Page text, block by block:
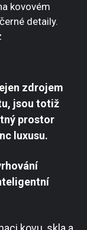
kovovém
detaily.
zdrojem
jsou totiž
prostor
luxusu.